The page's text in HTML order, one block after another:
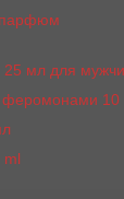
мл для
феромонами 10
ml